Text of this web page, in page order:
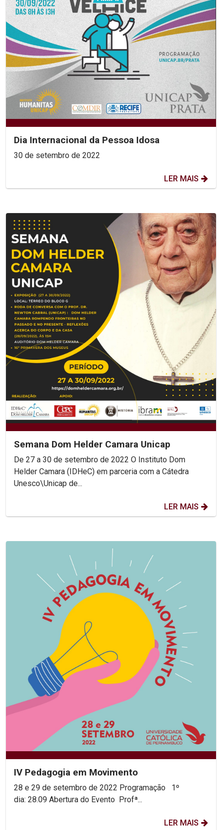
Dia Internacional da Pessoa Idosa
LER MAIS
Semana Dom Helder Camara Unicap
De 27 a 30 de setembro de 2022 O Instituto Dom
Helder Camara (IDHeC) em parceria com a Cátedra
Unesco\Unicap de...
LER MAIS
IV Pedagogia em Movimento
28 e 29 de setembro de 2022 Programação 1º
dia: 28.09 Abertura do Evento Profª...
LER MAIS